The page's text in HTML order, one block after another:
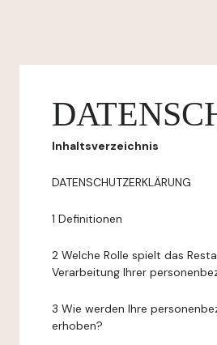
Inhaltsverzeichnis
DATENSCHUTZERKLÄRUNG
1 Definitionen
2 Welche Rolle spielt das
Verarbeitung Ihrer
3 Wie werden Ihre
erhoben?